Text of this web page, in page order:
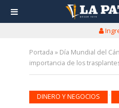
Portada » Día Mundial del
importancia de los
DINERO Y NEGOCIOS